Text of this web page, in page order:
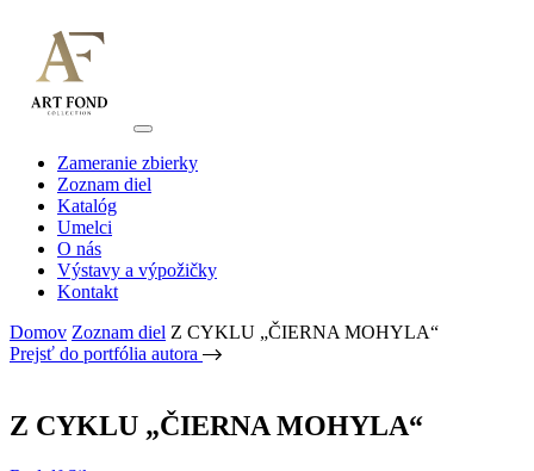
Zameranie zbierky
Zoznam diel
Katalóg
Umelci
O nás
Výstavy a výpožičky
Kontakt
Domov Zoznam diel Z CYKLU „ČIERNA MOHYLA“
Prejsť do portfólia autora
Z CYKLU „ČIERNA MOHYLA“